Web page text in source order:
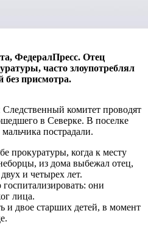
ФедералПресс. Отец
часто злоупотреблял
без присмотра.
комитет проводят
в Северке. В поселке
пострадали.
прокуратуры, когда к месту
из дома выбежал отец,
и четырех лет.
они
лица.
и двое старших детей, в момент